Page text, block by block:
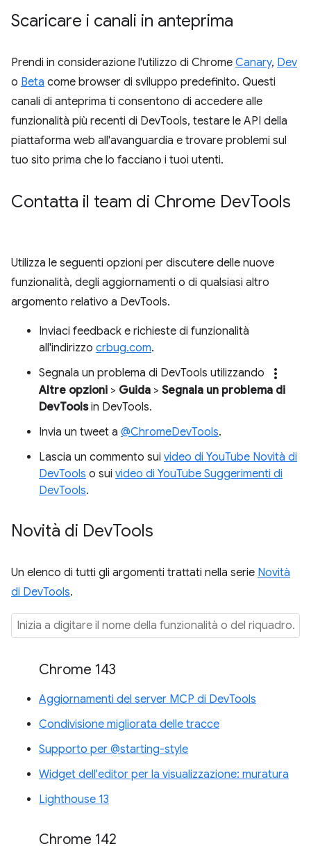
Scaricare i canali in anteprima
Prendi in considerazione l'utilizzo di Chrome Canary, Dev
o Beta come browser di sviluppo predefinito. Questi
canali di anteprima ti consentono di accedere alle
funzionalità più recenti di DevTools, testare le API della
piattaforma web all'avanguardia e trovare problemi sul
tuo sito prima che lo facciano i tuoi utenti.
Contatta il team di Chrome DevTools
Utilizza le seguenti opzioni per discutere delle nuove
funzionalità, degli aggiornamenti o di qualsiasi altro
argomento relativo a DevTools.
Inviaci feedback e richieste di funzionalità
all'indirizzo crbug.com.
Segnala un problema di DevTools utilizzando
more_vert
Altre opzioni > Guida > Segnala un problema di
DevToolsin DevTools.
Invia un tweet a @ChromeDevTools.
Lascia un commento sui video di YouTube Novità di
DevTools o sui video di YouTube Suggerimenti di
DevTools.
Novità di DevTools
Un elenco di tutti gli argomenti trattati nella serie Novità
di DevTools.
Chrome 143
Aggiornamenti del server MCP di DevTools
Condivisione migliorata delle tracce
Supporto per @starting-style
Widget dell'editor per la visualizzazione: muratura
Lighthouse 13
Chrome 142